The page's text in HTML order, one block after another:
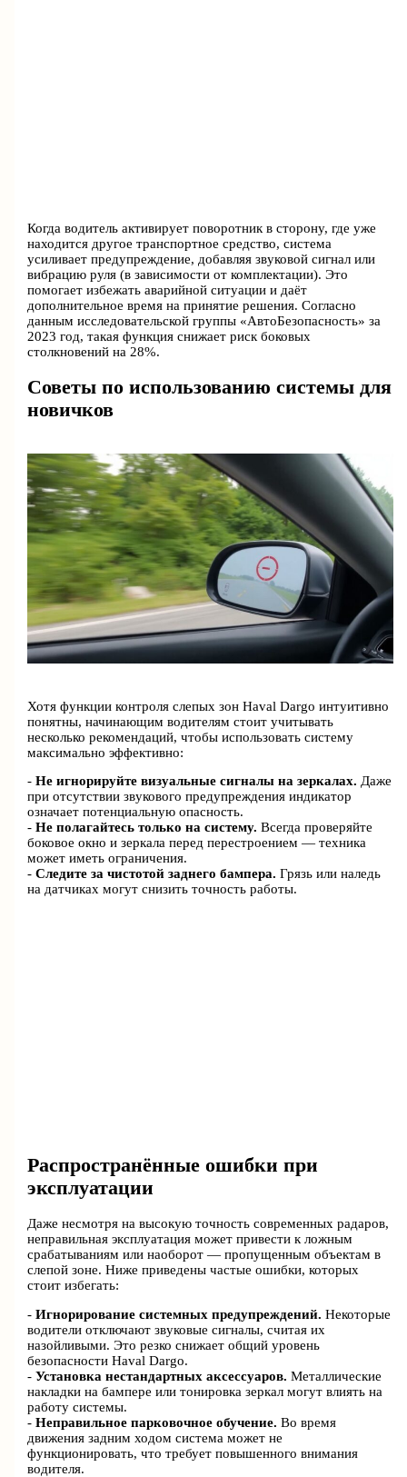
Когда водитель активирует поворотник в сторону, где уже
находится другое транспортное средство, система
усиливает предупреждение, добавляя звуковой сигнал или
вибрацию руля (в зависимости от комплектации). Это
помогает избежать аварийной ситуации и даёт
дополнительное время на принятие решения. Согласно
данным исследовательской группы «АвтоБезопасность» за
2023 год, такая функция снижает риск боковых
столкновений на 28%.
Советы по использованию системы для
новичков
Хотя функции контроля слепых зон Haval Dargo интуитивно
понятны, начинающим водителям стоит учитывать
несколько рекомендаций, чтобы использовать систему
максимально эффективно:
-Не игнорируйте визуальные сигналы на зеркалах. Даже
при отсутствии звукового предупреждения индикатор
означает потенциальную опасность.
-Не полагайтесь только на систему. Всегда проверяйте
боковое окно и зеркала перед перестроением — техника
может иметь ограничения.
-Следите за чистотой заднего бампера. Грязь или наледь
на датчиках могут снизить точность работы.
Распространённые ошибки при
эксплуатации
Даже несмотря на высокую точность современных радаров,
неправильная эксплуатация может привести к ложным
срабатываниям или наоборот — пропущенным объектам в
слепой зоне. Ниже приведены частые ошибки, которых
стоит избегать:
-Игнорирование системных предупреждений. Некоторые
водители отключают звуковые сигналы, считая их
назойливыми. Это резко снижает общий уровень
безопасности Haval Dargo.
-Установка нестандартных аксессуаров. Металлические
накладки на бампере или тонировка зеркал могут влиять на
работу системы.
-Неправильное парковочное обучение. Во время
движения задним ходом система может не
функционировать, что требует повышенного внимания
водителя.